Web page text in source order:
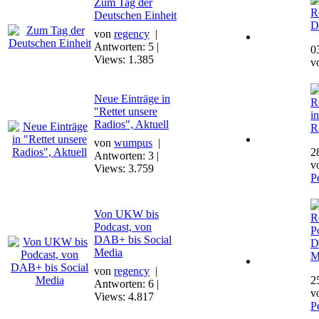
Zum Tag der
Deutschen Einheit
von regency |
Antworten: 5 |
Views: 1.385
Neue Einträge in
"Rettet unsere
Radios", Aktuell
von wumpus |
Antworten: 3 |
Views: 3.759
Von UKW bis
Podcast, von
DAB+ bis Social
Media
von regency |
Antworten: 6 |
Views: 4.817